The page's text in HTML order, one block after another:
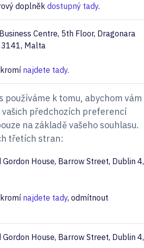
doplněkdostupný tady.
Centre, 5th Floor, Dragonara
3141, Malta
najdete tady.
k tomu, abychom vám
předchozích preferencí
na základě vašeho souhlasu.
třetích stran:
House, Barrow Street, Dublin 4,
najdete tady, odmítnout
House, Barrow Street, Dublin 4,